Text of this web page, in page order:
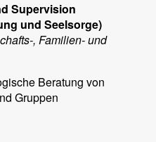
Supervision
und Seelsorge)
, Familien- und
Beratung von
Gruppen